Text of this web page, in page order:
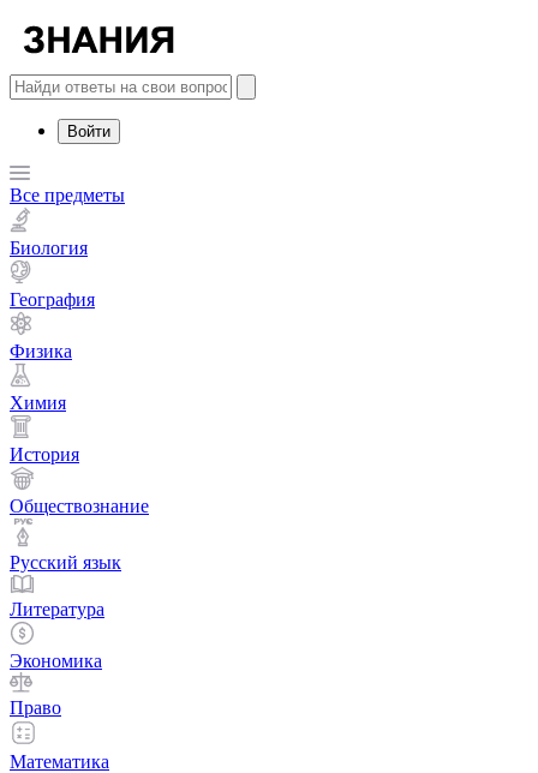
Войти
Все предметы
Биология
География
Физика
Химия
История
Обществознание
Русский язык
Литература
Экономика
Право
Математика